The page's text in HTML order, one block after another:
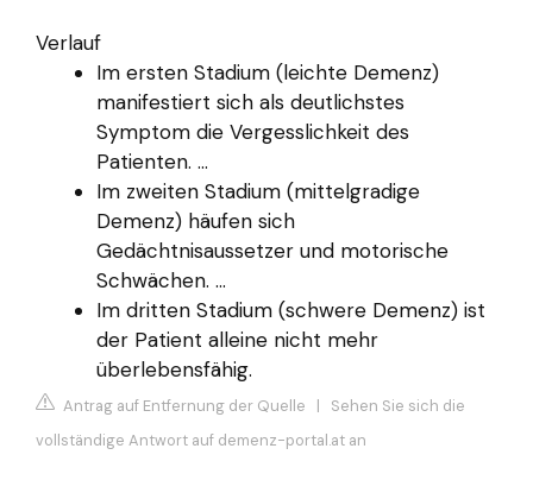
Verlauf
Im ersten Stadium (leichte Demenz)
manifestiert sich als deutlichstes
Symptom die Vergesslichkeit des
Patienten. ...
Im zweiten Stadium (mittelgradige
Demenz) häufen sich
Gedächtnisaussetzer und motorische
Schwächen. ...
Im dritten Stadium (schwere Demenz) ist
der Patient alleine nicht mehr
überlebensfähig.
Antrag auf Entfernung der Quelle | Sehen Sie sich die
vollständige Antwort auf demenz-portal.at an